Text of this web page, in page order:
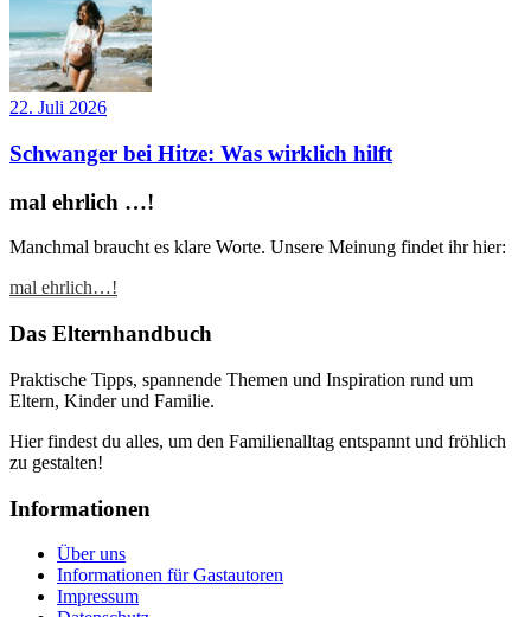
22. Juli 2026
Schwanger bei Hitze: Was wirklich hilft
mal ehrlich …!
Manchmal braucht es klare Worte. Unsere Meinung findet ihr hier:
mal ehrlich…!
Das Elternhandbuch
Praktische Tipps, spannende Themen und Inspiration rund um
Eltern, Kinder und Familie.
Hier findest du alles, um den Familienalltag entspannt und fröhlich
zu gestalten!
Informationen
Über uns
Informationen für Gastautoren
Impressum